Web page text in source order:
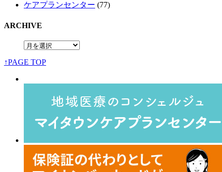
ケアプランセンター (77)
ARCHIVE
↑PAGE TOP